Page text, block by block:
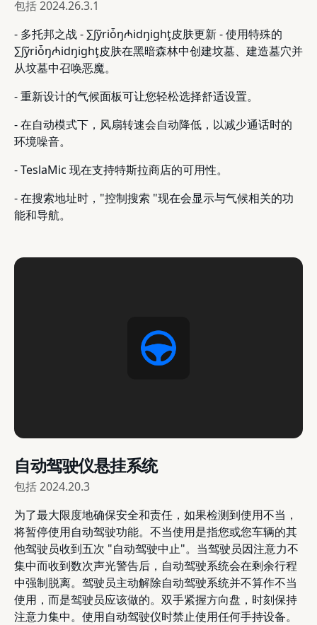
包括2024.26.3.1
- 多托邦之战 - ∑∫ỹriȱŋ₼idŋighţ皮肤更新 - 使用特殊的
∑∫ỹriȱŋ₼idŋighţ皮肤在黑暗森林中创建坟墓、建造墓穴并
从坟墓中召唤恶魔。
- 重新设计的气候面板可让您轻松选择舒适设置。
- 在自动模式下，风扇转速会自动降低，以减少通话时的
环境噪音。
- TeslaMic 现在支持特斯拉商店的可用性。
- 在搜索地址时，"控制搜索 "现在会显示与气候相关的功
能和导航。
自动驾驶仪悬挂系统
包括2024.20.3
为了最大限度地确保安全和责任，如果检测到使用不当，
将暂停使用自动驾驶功能。不当使用是指您或您车辆的其
他驾驶员收到五次 "自动驾驶中止"。当驾驶员因注意力不
集中而收到数次声光警告后，自动驾驶系统会在剩余行程
中强制脱离。驾驶员主动解除自动驾驶系统并不算作不当
使用，而是驾驶员应该做的。双手紧握方向盘，时刻保持
注意力集中。使用自动驾驶仪时禁止使用任何手持设备。